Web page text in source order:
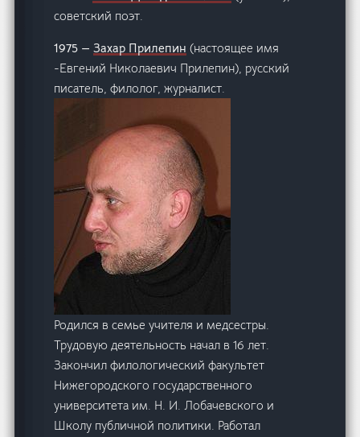
советский поэт.
1975 —Захар Прилепин (настоящее имя
-Евгений Николаевич Прилепин), русский
писатель, филолог, журналист.
Родился в семье учителя и медсестры.
Трудовую деятельность начал в 16 лет.
Закончил филологический факультет
Нижегородского государственного
университета им. Н. И. Лобачевского и
Школу публичной политики. Работал